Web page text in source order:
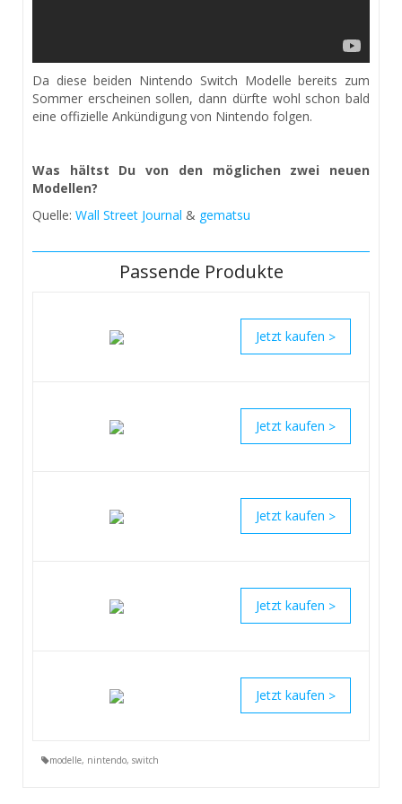
Da diese beiden Nintendo Switch Modelle bereits zum
Sommer erscheinen sollen, dann dürfte wohl schon bald
eine offizielle Ankündigung von Nintendo folgen.
Was hältst Du von den möglichen zwei neuen
Modellen?
Quelle: Wall Street Journal & gematsu
Passende Produkte
>
>
>
>
>
modelle, nintendo, switch